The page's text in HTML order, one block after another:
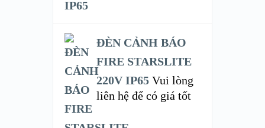
ĐÈN CẢNH BÁO
FIRE STARSLITE
220V IP65 Vui lòng
liên hệ để có giá tốt